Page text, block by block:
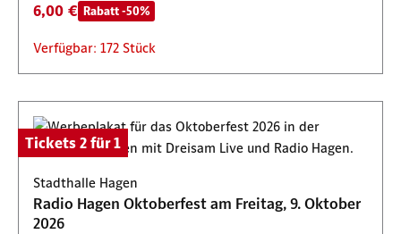
6,00 € Rabatt -50%
Verfügbar: 172 Stück
Tickets 2 für 1
Stadthalle Hagen
Radio Hagen Oktoberfest am Freitag, 9. Oktober
2026